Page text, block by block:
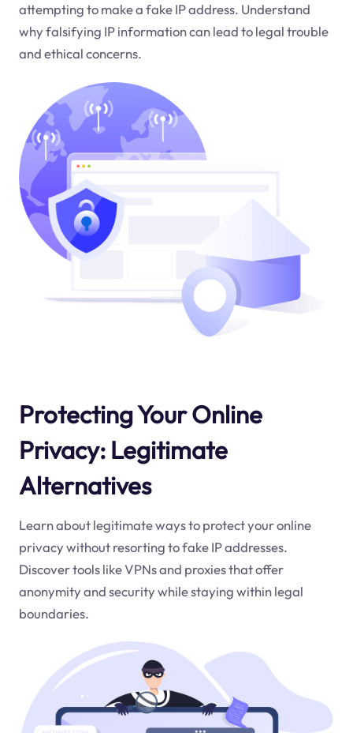
attempting to make a fake IP address. Understand
why falsifying IP information can lead to legal trouble
and ethical concerns.
Protecting Your Online
Privacy: Legitimate
Alternatives
Learn about legitimate ways to protect your online
privacy without resorting to fake IP addresses.
Discover tools like VPNs and proxies that offer
anonymity and security while staying within legal
boundaries.